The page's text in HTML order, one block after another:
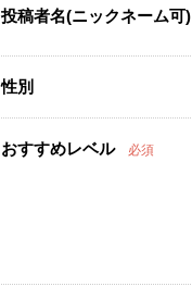
投稿者名(ニックネーム可)
性別
おすすめレベル 必須